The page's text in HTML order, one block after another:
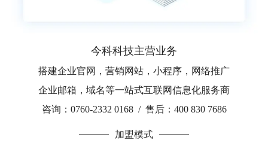
今科科技主营业务
搭建企业官网，营销网站，小程序，网络推广
企业邮箱，域名等一站式互联网信息化服务商
咨询：0760-2332 0168 / 售后：400 830 7686
加盟模式